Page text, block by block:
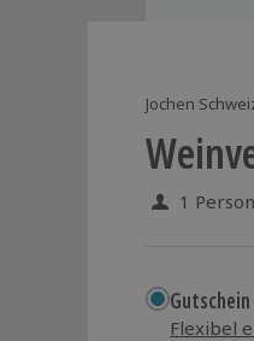
Jochen
1 Person
Flexibel